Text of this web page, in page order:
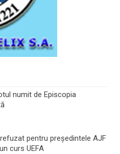
numit de Episcopia
pentru preşedintele AJF
curs UEFA